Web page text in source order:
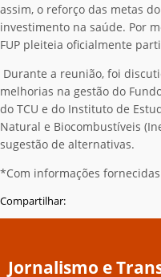
assim, o reforço das metas
investimento na saúde. Por
FUP pleiteia oficialmente
Durante a reunião, foi
melhorias na gestão do
do TCU e do Instituto de
Natural e Biocombustíveis
sugestão de alternativas.
*Com informações fornecidas
Compartilhar:
Jornalismo e